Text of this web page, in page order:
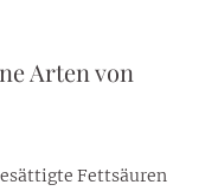
Arten von
Fettsäuren